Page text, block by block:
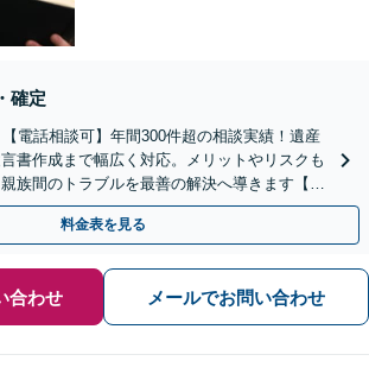
確定
【電話相談可】年間300件超の相談実績！遺産
書作成まで幅広く対応。メリットやリスクも
親族間のトラブルを最善の解決へ導きます【法
料金表を見る
合わせ メールでお問い合わせ